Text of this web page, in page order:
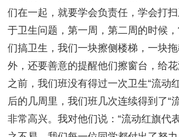
们在一起，就要学会负责任，学会打
于卫生问题，第一周，第二周的时候
们搞卫生，我们一块擦侧楼梯，一块
外，还要善意的提醒他们擦窗台，给
之前，我们班没有得过一次卫生“流动
后的几周里，我们班几次连续得到了“
非常高兴。我对他们说：“流动红旗代